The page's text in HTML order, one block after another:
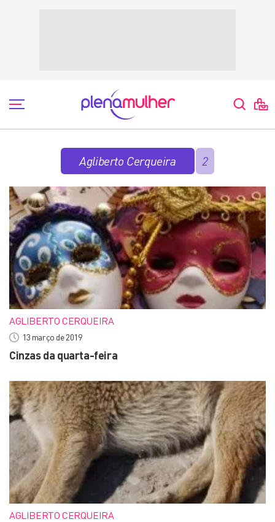
Agliberto Cerqueira 2
AGLIBERTO CERQUEIRA
13 março de 2019
Cinzas da quarta-feira
AGLIBERTO CERQUEIRA